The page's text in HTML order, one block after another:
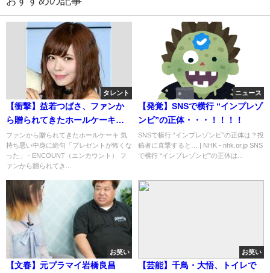
タレント
【衝撃】益若つばさ、ファンか
ら贈られてきたホールケーキの
気持ち悪い中身…「プレゼント
が怖くなった」
ファンから贈られてきたホールケーキ 気
持ち悪い中身に絶句「プレゼントが怖くな
った」 - ENCOUNT（エンカウント） フ
ァンから贈られてき...
ニュース
【発覚】SNSで横行 “インプレゾ
ンビ”の正体・・・！！！！
SNSで横行 “インプレゾンビ”の正体は？投
稿者に直撃すると… | NHK - nhk.or.jp SNS
で横行 “インプレゾンビ”の正体は...
お笑い
【文春】元プラマイ岩橋良昌
お笑い
【芸能】千鳥・大悟、トイレで